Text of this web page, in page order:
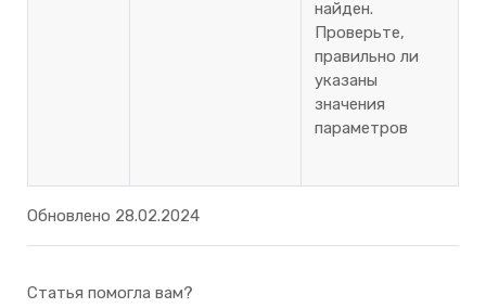
найден.
Проверьте,
правильно ли
указаны
значения
параметров
Обновлено 28.02.2024
Статья помогла вам?